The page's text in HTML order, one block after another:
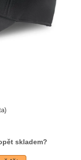
skladem?